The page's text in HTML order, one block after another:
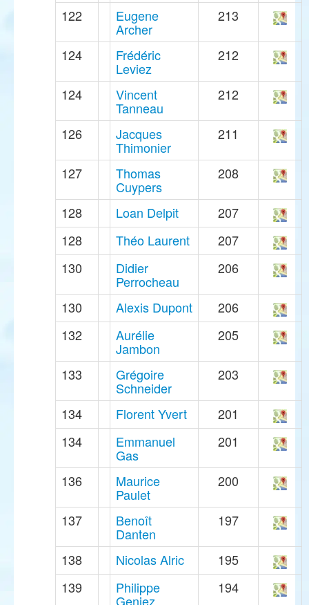
122 Eugene
Archer
213
124 Frédéric
Leviez
212
124 Vincent
Tanneau
212
126 Jacques
Thimonier
211
127 Thomas
Cuypers
208
128 Loan Delpit
207
128
Théo Laurent
207
130
Didier
Perrocheau
206
130 Alexis Dupont
206
132
Aurélie
Jambon
205
133 Grégoire
Schneider
203
134 Florent Yvert
201
134
Emmanuel
Gas
201
136 Maurice
Paulet
200
137 Benoît
Danten
197
138 Nicolas Alric
195
139
Philippe
Geniez
194